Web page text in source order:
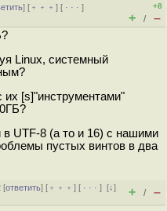
] [ ﹢﹢﹢] [ · · ·]
+8
+ / –
Linux, системный
их [s]"инструментами"
UTF-8 (а то и 16) с нашими
пустых винтов в два
[ответить] [ ﹢﹢﹢] [ · · ·][↓]
+ / –